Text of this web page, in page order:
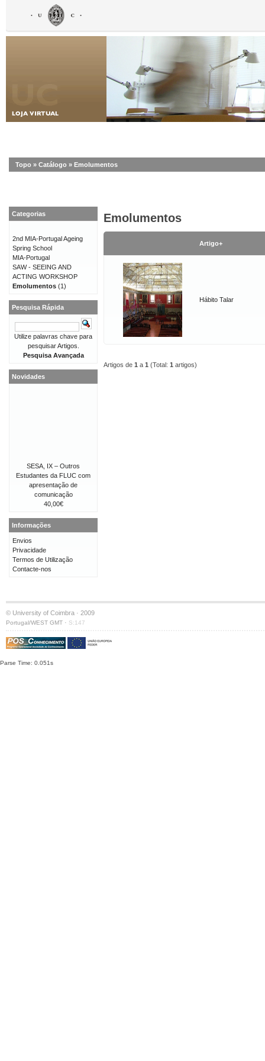
Topo » Catálogo » Emolumentos
Emolumentos
Artigo+
Hábito Talar
Artigos de 1 a 1 (Total: 1 artigos)
Categorias
2nd MIA-Portugal Ageing
Spring School
MIA-Portugal
SAW - SEEING AND
ACTING WORKSHOP
Emolumentos (1)
Pesquisa Rápida
Utilize palavras chave para
pesquisar Artigos.
Pesquisa Avançada
Novidades
SESA, IX – Outros
Estudantes da FLUC com
apresentação de
comunicação
40,00€
Informações
Envios
Privacidade
Termos de Utilização
Contacte-nos
© University of Coimbra · 2009
Portugal/WEST GMT · S:147
Parse Time: 0.051s